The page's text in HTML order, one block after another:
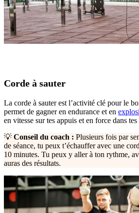
Corde à sauter
La corde à sauter est l’activité clé pour le
permet de gagner en endurance et en
en vitesse sur tes appuis et en force dans
💡 Conseil du coach : Plusieurs fois par
de séance, tu peux t’échauffer avec une
10 minutes. Tu peux y aller à ton rythme,
auras des résultats.